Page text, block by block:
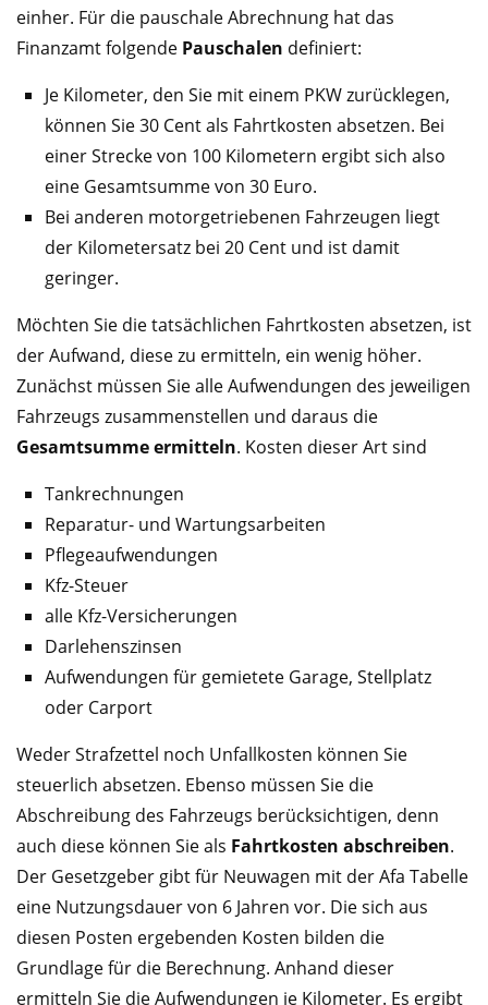
einher. Für die pauschale Abrechnung hat das
Finanzamt folgende Pauschalen definiert:
Je Kilometer, den Sie mit einem PKW zurücklegen,
können Sie 30 Cent als Fahrtkosten absetzen. Bei
einer Strecke von 100 Kilometern ergibt sich also
eine Gesamtsumme von 30 Euro.
Bei anderen motorgetriebenen Fahrzeugen liegt
der Kilometersatz bei 20 Cent und ist damit
geringer.
Möchten Sie die tatsächlichen Fahrtkosten absetzen, ist
der Aufwand, diese zu ermitteln, ein wenig höher.
Zunächst müssen Sie alle Aufwendungen des jeweiligen
Fahrzeugs zusammenstellen und daraus die
Gesamtsumme ermitteln. Kosten dieser Art sind
Tankrechnungen
Reparatur- und Wartungsarbeiten
Pflegeaufwendungen
Kfz-Steuer
alle Kfz-Versicherungen
Darlehenszinsen
Aufwendungen für gemietete Garage, Stellplatz
oder Carport
Weder Strafzettel noch Unfallkosten können Sie
steuerlich absetzen. Ebenso müssen Sie die
Abschreibung des Fahrzeugs berücksichtigen, denn
auch diese können Sie als Fahrtkosten abschreiben.
Der Gesetzgeber gibt für Neuwagen mit der Afa Tabelle
eine Nutzungsdauer von 6 Jahren vor. Die sich aus
diesen Posten ergebenden Kosten bilden die
Grundlage für die Berechnung. Anhand dieser
ermitteln Sie die Aufwendungen je Kilometer. Es ergibt